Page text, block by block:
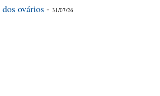
ovários - 31/07/26